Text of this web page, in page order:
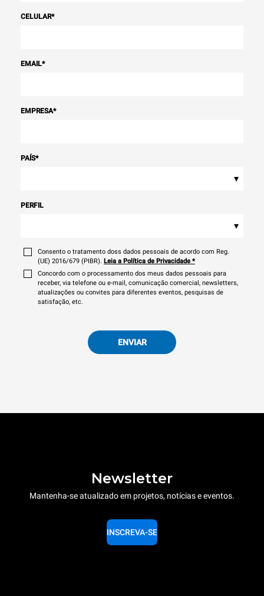
CELULAR*
EMAIL*
EMPRESA*
PAÍS*
▾
PERFIL
▾
Consento o tratamento doss dados pessoais de acordo com Reg.
(UE) 2016/679 (PIBR). Leia a Política de Privacidade *
Concordo com o processamento dos meus dados pessoais para
receber, via telefone ou e-mail, comunicação comercial, newsletters,
atualizações ou convites para diferentes eventos, pesquisas de
satisfação, etc.
ENVIAR
Newsletter
Mantenha-se atualizado em projetos, notícias e eventos.
INSCREVA-SE